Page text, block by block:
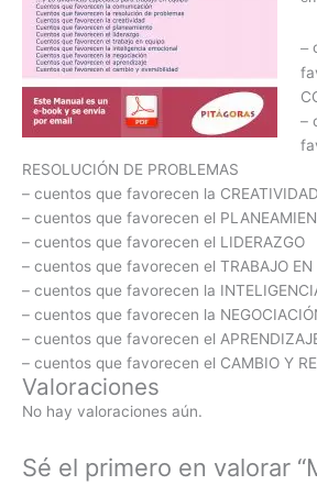
–
–
RESOLUCIÓN DE PROBLEMAS
– cuentos que favorecen la CREATIVIDAD
– cuentos que favorecen el
– cuentos que favorecen el LIDERAZGO
– cuentos que favorecen el TRABAJO EN
– cuentos que favorecen la
– cuentos que favorecen la
– cuentos que favorecen el
– cuentos que favorecen el CAMBIO Y
Valoraciones
No hay valoraciones aún.
Sé el primero en valorar